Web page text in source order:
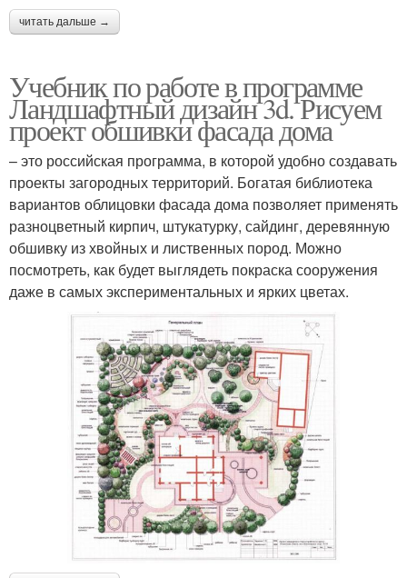
читать дальше →
Учебник по работе в программе
Ландшафтный дизайн 3d. Рисуем
проект обшивки фасада дома
– это российская программа, в которой удобно создавать
проекты загородных территорий. Богатая библиотека
вариантов облицовки фасада дома позволяет применять
разноцветный кирпич, штукатурку, сайдинг, деревянную
обшивку из хвойных и лиственных пород. Можно
посмотреть, как будет выглядеть покраска сооружения
даже в самых экспериментальных и ярких цветах.